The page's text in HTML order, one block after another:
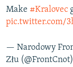
Make #Kralovec
pic.twitter.com/
— Narodowy
Złu (@FrontCnot)